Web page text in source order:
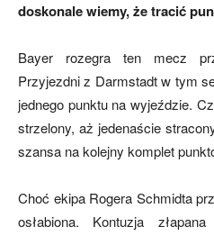
aktualności
mecze,
doskonale wiemy, że tracić
Bayer rozegra ten mecz
Przyjezdni z Darmstadt w tym
jednego punktu na wyjeździe.
strzelony, aż jedenaście
szansa na kolejny komplet
Choć ekipa Rogera Schmidta
osłabiona. Kontuzja